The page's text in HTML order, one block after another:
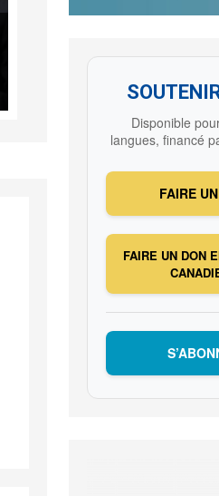
Disponible
langues, financé
FAIRE
FAIRE UN DON